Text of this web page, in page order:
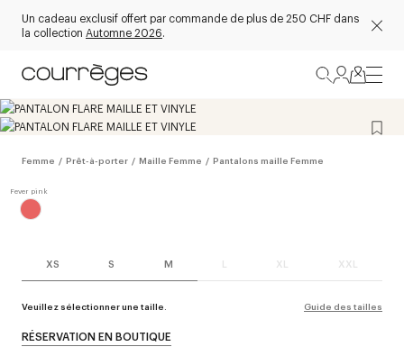
Un cadeau exclusif offert par commande de plus de 250 CHF dans
la collection Automne 2026.
Femme / Prêt-à-porter / Maille Femme / Pantalons maille Femme
XS S M L XL XXL
Veuillez sélectionner une taille. Guide des tailles
RÉSERVATION EN BOUTIQUE